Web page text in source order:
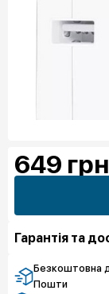
649 грн
Гарантія та
Безкоштовна
Пошти